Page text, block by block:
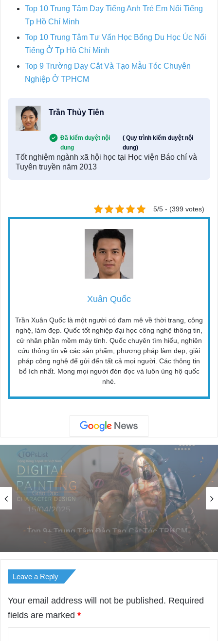
Top 10 Trung Tâm Dạy Tiếng Anh Trẻ Em Nổi Tiếng
Tp Hồ Chí Minh
Top 10 Trung Tâm Tư Vấn Học Bổng Du Học Úc Nổi
Tiếng Ở Tp Hồ Chí Minh
Top 9 Trường Dạy Cắt Và Tạo Mẫu Tóc Chuyên
Nghiệp Ở TPHCM
Trần Thủy Tiên
Đã kiểm duyệt nội
dung
( Quy trình kiểm duyệt nội
dung)
Tốt nghiệm ngành xã hội học tại Học viện Báo chí và
Tuyên truyền năm 2013
5/5 - (399 votes)
Xuân Quốc
Trần Xuân Quốc là một người có đam mê về thời trang, công
nghệ, làm đẹp. Quốc tốt nghiệp đại học công nghệ thông tin,
cử nhân phần mềm máy tính. Quốc chuyên tìm hiểu, nghiên
cứu thông tin về các sản phẩm, phương pháp làm đẹp, giải
pháp công nghệ để gửi đến tất cả mọi người. Các thông tin
bổ ích nhất. Mong mọi người đón đọc và luôn ủng hộ quốc
nhé.
Giáo Dục
02/12/2022
Top 7 Khóa Học Digital Painting Nổi Tiếng Ở
HCM
Leave a Reply
Your email address will not be published. Required
fields are marked *